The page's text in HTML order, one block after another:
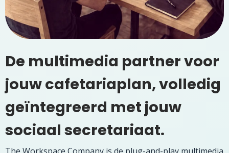
De multimedia partner voor
jouw cafetariaplan, volledig
geïntegreerd met jouw
sociaal secretariaat. ​